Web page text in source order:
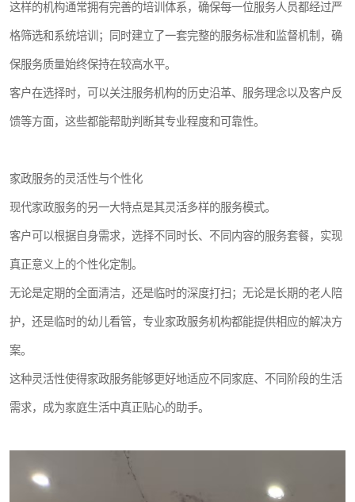
这样的机构通常拥有完善的培训体系，确保每一位服务人员都经过严
格筛选和系统培训；同时建立了一套完整的服务标准和监督机制，确
保服务质量始终保持在较高水平。
客户在选择时，可以关注服务机构的历史沿革、服务理念以及客户反
馈等方面，这些都能帮助判断其专业程度和可靠性。
家政服务的灵活性与个性化
现代家政服务的另一大特点是其灵活多样的服务模式。
客户可以根据自身需求，选择不同时长、不同内容的服务套餐，实现
真正意义上的个性化定制。
无论是定期的全面清洁，还是临时的深度打扫；无论是长期的老人陪
护，还是临时的幼儿看管，专业家政服务机构都能提供相应的解决方
案。
这种灵活性使得家政服务能够更好地适应不同家庭、不同阶段的生活
需求，成为家庭生活中真正贴心的助手。